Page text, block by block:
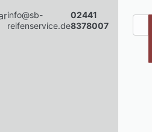
info@sb-
reifenservice.de
02441
8378007